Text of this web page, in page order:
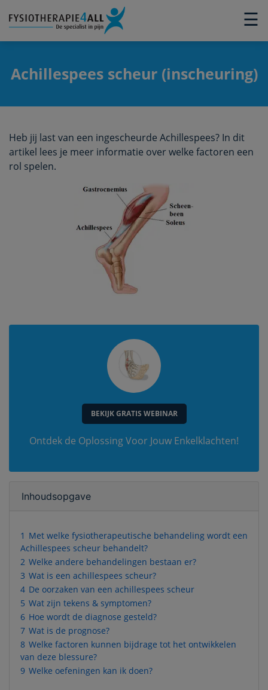
☰
×
Achillespees scheur (inscheuring)
Heb jij last van een ingescheurde Achillespees? In dit
artikel lees je meer informatie over welke factoren een
rol spelen.
BEKIJK GRATIS WEBINAR
Ontdek de Oplossing Voor Jouw Enkelklachten!
Inhoudsopgave
1 Met welke fysiotherapeutische behandeling wordt een
Achillespees scheur behandelt?
2 Welke andere behandelingen bestaan er?
3 Wat is een achillespees scheur?
4 De oorzaken van een achillespees scheur
5 Wat zijn tekens & symptomen?
6 Hoe wordt de diagnose gesteld?
7 Wat is de prognose?
8 Welke factoren kunnen bijdrage tot het ontwikkelen
van deze blessure?
9 Welke oefeningen kan ik doen?